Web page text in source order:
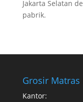
Jakarta Selatan
pabrik.
Grosir Matras
Kantor: